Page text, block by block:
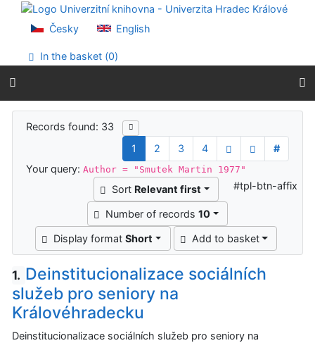
Go to content
Go to menu
Accessibility declaration
Česky English
In the basket (0)
Search results
Records found: 33
1
2 3 4
#
Your query:Author = "Smutek Martin 1977"
Sort Relevant first
Number of records 10
Display formatShort Add to basket
#tpl-btn-affix
1. Deinstitucionalizace sociálních
služeb pro seniory na
Královéhradecku
Deinstitucionalizace sociálních služeb pro seniory na